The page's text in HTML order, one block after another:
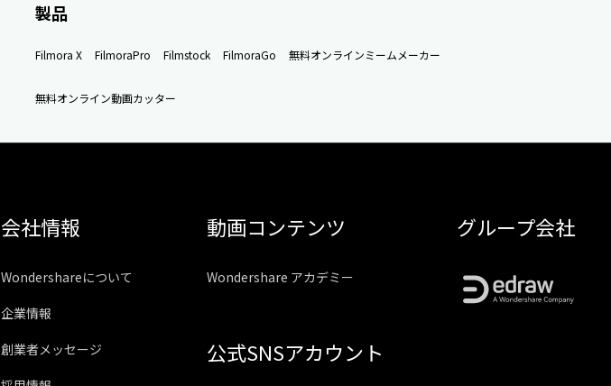
製品
Filmora X FilmoraPro Filmstock FilmoraGo 無料オンラインミームメーカー
無料オンライン動画カッター
会社情報
Wondershareについて
企業情報
創業者メッセージ
動画コンテンツ
Wondershare アカデミー
公式SNSアカウント
グループ会社